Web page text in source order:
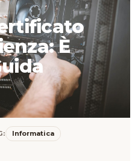
È
Informatica